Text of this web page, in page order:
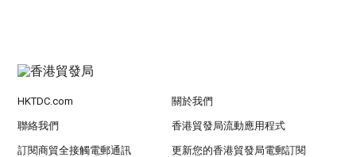
HKTDC.com 關於我們
聯絡我們 香港貿發局流動應用程式
訂閱商貿全接觸電郵通訊 更新您的香港貿發局電郵訂閱